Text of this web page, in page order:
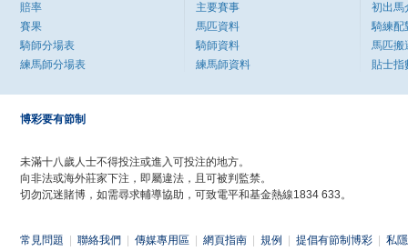
賠率
賽果
騎師分場表
練馬師分場表
主要賽事
馬匹資料
騎師資料
練馬師資料
初出馬
騎練配
馬匹搬
貼士指
博彩要有節制
未滿十八歲人士不得投注或進入可投注的地方。
向非法或海外莊家下注，即屬違法，且可被判監禁。
切勿沉迷賭博，如需尋求輔導協助，可致電平和基金熱線1834 633。
常見問題 聯絡我們 傳媒專用區 網頁指南 規例 提倡有節制博彩 私